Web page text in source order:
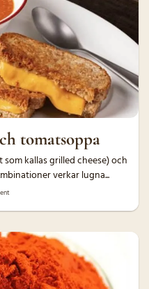
tomatsoppa
kallas grilled cheese) och
verkar lugna...